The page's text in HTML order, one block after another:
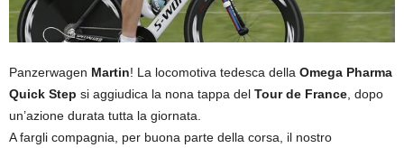
Panzerwagen Martin! La locomotiva tedesca della Omega Pharma
Quick Step si aggiudica la nona tappa del Tour de France , dopo
un’azione durata tutta la giornata.
A fargli compagnia, per buona parte della corsa, il nostro